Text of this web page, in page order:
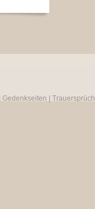
Gedenkseiten